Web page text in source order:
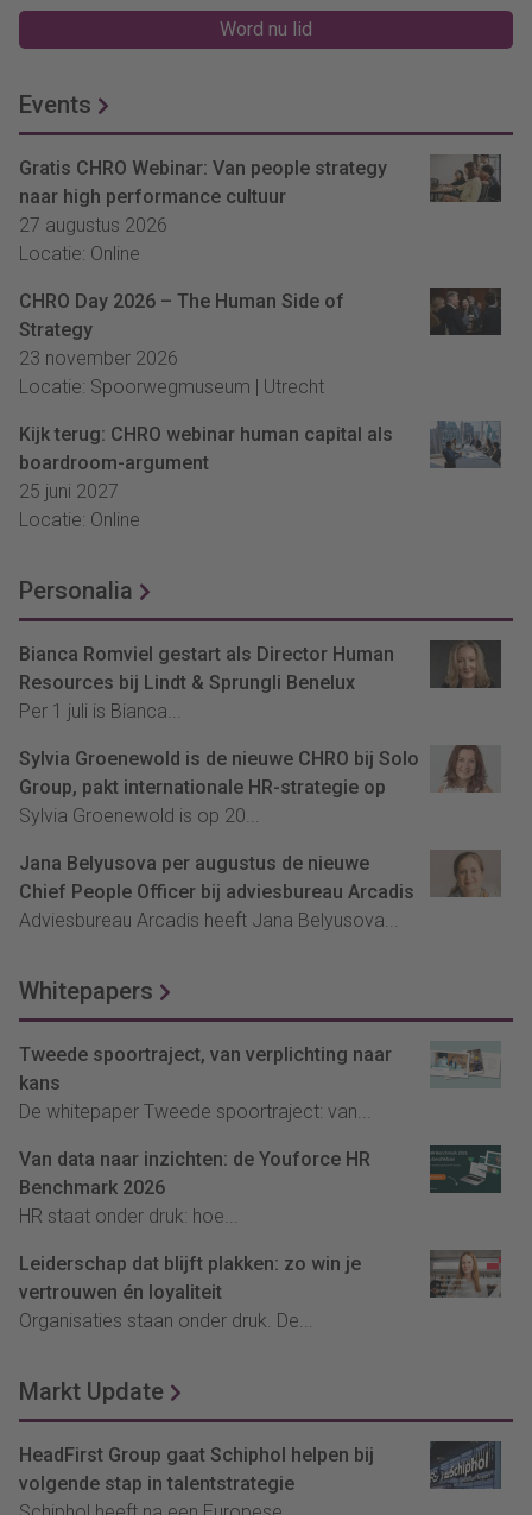
Word nu lid
Events
Gratis CHRO Webinar: Van people strategy
naar high performance cultuur
27 augustus 2026
Locatie: Online
CHRO Day 2026 – The Human Side of
Strategy
23 november 2026
Locatie: Spoorwegmuseum | Utrecht
Kijk terug: CHRO webinar human capital als
boardroom-argument
25 juni 2027
Locatie: Online
Personalia
Bianca Romviel gestart als Director Human
Resources bij Lindt & Sprungli Benelux
Per 1 juli is Bianca...
Sylvia Groenewold is de nieuwe CHRO bij Solo
Group, pakt internationale HR-strategie op
Sylvia Groenewold is op 20...
Jana Belyusova per augustus de nieuwe
Chief People Officer bij adviesbureau Arcadis
Adviesbureau Arcadis heeft Jana Belyusova...
Whitepapers
Tweede spoortraject, van verplichting naar
kans
De whitepaper Tweede spoortraject: van...
Van data naar inzichten: de Youforce HR
Benchmark 2026
HR staat onder druk: hoe...
Leiderschap dat blijft plakken: zo win je
vertrouwen én loyaliteit
Organisaties staan onder druk. De...
Markt Update
HeadFirst Group gaat Schiphol helpen bij
volgende stap in talentstrategie